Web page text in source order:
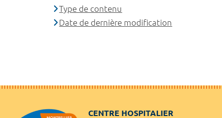
Type de contenu
Date de dernière modification
CENTRE HOSPITALIER